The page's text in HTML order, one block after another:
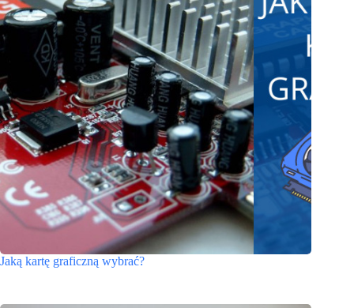
Jaką kartę graficzną wybrać?